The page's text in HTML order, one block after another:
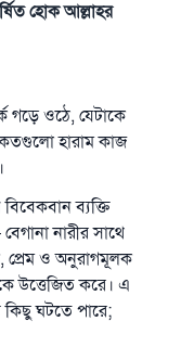
হোক আল্লাহর
গড়ে ওঠে, যেটাকে
কতগুলো হারাম কাজ
ব্যক্তি
নারীর সাথে
প্রেম ও অনুরাগমূলক
উত্তেজিত করে। এ
ঘটতে পারে;